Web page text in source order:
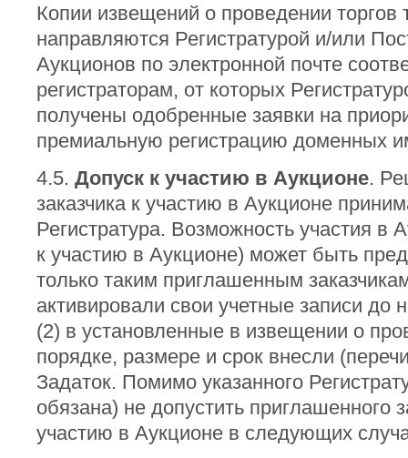
Копии извещений о проведении торгов
направляются Регистратурой и/или
Аукционов по электронной почте
регистраторам, от которых
получены одобренные заявки на
премиальную регистрацию доменных
4.5. Допуск к участию в Аукционе.
заказчика к участию в Аукционе
Регистратура. Возможность участия в
к участию в Аукционе) может быть
только таким приглашенным
активировали свои учетные записи до
(2) в установленные в извещении о
порядке, размере и срок внесли
Задаток. Помимо указанного
обязана) не допустить приглашенного
участию в Аукционе в следующих